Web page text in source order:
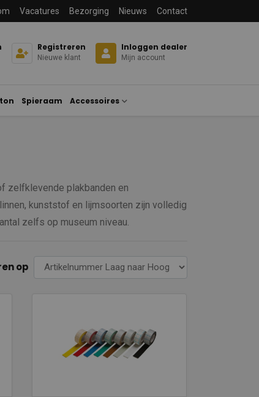
Vacatures Bezorging Nieuws Contact
Registreren
Nieuwe klant
Inloggen dealer
Mijn account
Spieraam Accessoires
zelfklevende plakbanden en
kunststof en lijmsoorten zijn volledig
zelfs op museum niveau.
op